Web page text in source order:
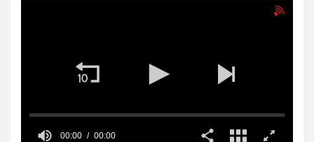
00:00 00:00